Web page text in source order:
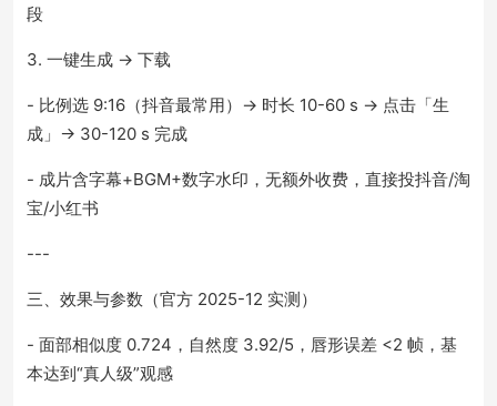
段
3. 一键生成 → 下载
- 比例选 9:16（抖音最常用）→ 时长 10-60 s → 点击「生
成」→ 30-120 s 完成
- 成片含字幕+BGM+数字水印，无额外收费，直接投抖音/淘
宝/小红书
---
三、效果与参数（官方 2025-12 实测）
- 面部相似度 0.724，自然度 3.92/5，唇形误差 <2 帧，基
本达到“真人级”观感